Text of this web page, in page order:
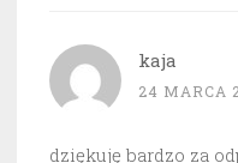
kaja
24 MARCA
dziękuję bardzo za